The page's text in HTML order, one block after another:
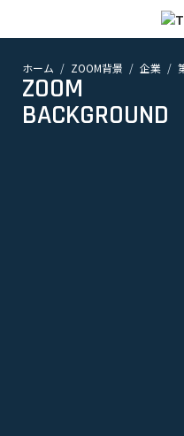
ホーム ZOOM背景 企業
ZOOM
BACKGROUND